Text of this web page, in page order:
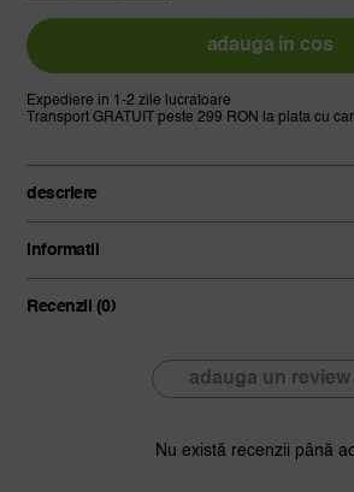
50
alba
cu
inchidere,
agatha’s
bester
adauga in cos
Expediere in 1-2 zile lucratoare
Transport GRATUIT peste 299 RON la plata cu
descriere
informatii
Recenzii (0)
adauga un review
Nu există recenzii până